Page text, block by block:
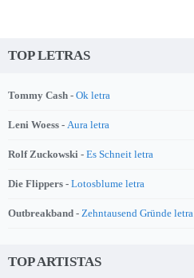
TOP LETRAS
Tommy Cash - Ok letra
Leni Woess - Aura letra
Rolf Zuckowski - Es Schneit letra
Die Flippers - Lotosblume letra
Outbreakband - Zehntausend Gründe letra
TOP ARTISTAS